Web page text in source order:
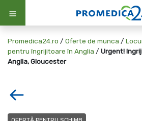
Promedica24.ro / Oferte de munca /
pentru îngrijitoare în Anglia / Urgent!
Anglia, Gloucester